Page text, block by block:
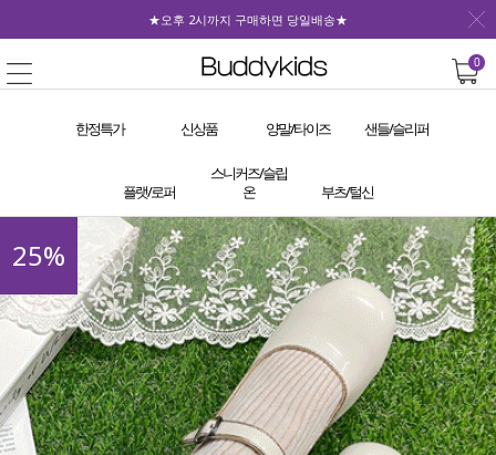
★오후 2시까지 구매하면 당일배송★
0
한정특가 신상품 양말/타이즈 샌들/슬리퍼
플랫/로퍼
스니커즈/슬립
온
부츠/털신
25%